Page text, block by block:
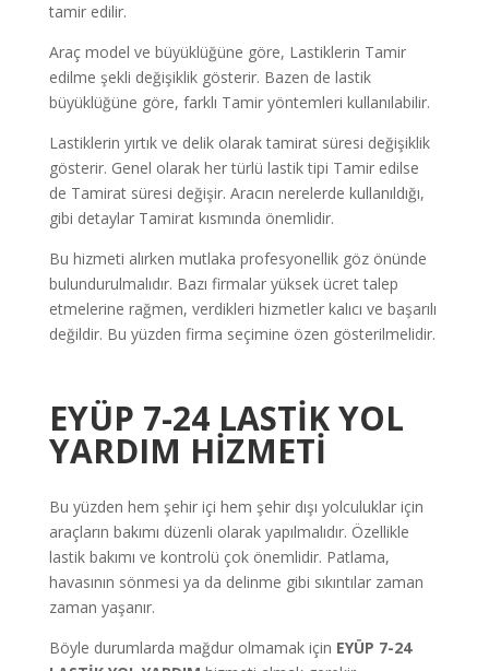
tamir edilir.
Araç model ve büyüklüğüne göre, Lastiklerin Tamir
edilme şekli değişiklik gösterir. Bazen de lastik
büyüklüğüne göre, farklı Tamir yöntemleri kullanılabilir.
Lastiklerin yırtık ve delik olarak tamirat süresi değişiklik
gösterir. Genel olarak her türlü lastik tipi Tamir edilse
de Tamirat süresi değişir. Aracın nerelerde kullanıldığı,
gibi detaylar Tamirat kısmında önemlidir.
Bu hizmeti alırken mutlaka profesyonellik göz önünde
bulundurulmalıdır. Bazı firmalar yüksek ücret talep
etmelerine rağmen, verdikleri hizmetler kalıcı ve başarılı
değildir. Bu yüzden firma seçimine özen gösterilmelidir.
EYÜP 7-24 LASTİK YOL
YARDIM HİZMETİ
Bu yüzden hem şehir içi hem şehir dışı yolculuklar için
araçların bakımı düzenli olarak yapılmalıdır. Özellikle
lastik bakımı ve kontrolü çok önemlidir. Patlama,
havasının sönmesi ya da delinme gibi sıkıntılar zaman
zaman yaşanır.
Böyle durumlarda mağdur olmamak için EYÜP 7-24